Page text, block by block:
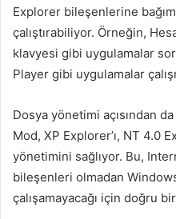
Explorer bileşenlerine
çalıştırabiliyor. Örneğin,
klavyesi gibi uygulamalar
Player gibi uygulamalar
Dosya yönetimi açısından
Mod, XP Explorer’ı, NT 4.0
yönetimini sağlıyor. Bu,
bileşenleri olmadan
çalışamayacağı için doğru